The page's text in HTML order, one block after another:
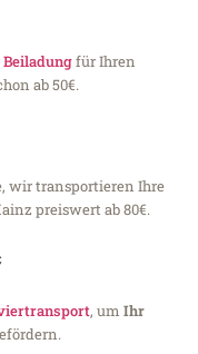
Beiladungfür Ihren
ab 50€.
wir transportieren Ihre
preiswert ab 80€.
, um Ihr